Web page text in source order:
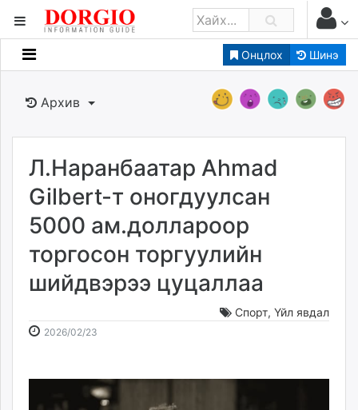
Онцлох Шинэ
Мэдээллийн
Банк санхүү
Бизнес ААН
Төрийн
Нийслэлийн
dorgio.mn
Gogo.mn
caak.mn
news.mn
Baabar.mn
Архив
Л.Наранбаатар Ahmad
Gilbert-т оногдуулсан
5000 ам.доллароор
торгосон торгуулийн
шийдвэрээ цуцаллаа
Спорт, Үйл явдал
2026/02/23
15:17:15
20:01:34